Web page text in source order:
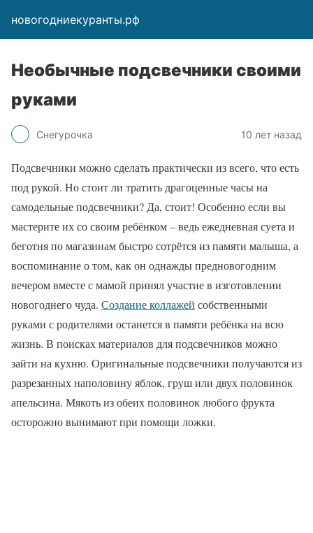
новогодниекуранты.рф
Необычные подсвечники своими
руками
Снегурочка 10 лет назад
Подсвечники можно сделать практически из всего, что есть
под рукой. Но стоит ли тратить драгоценные часы на
самодельные подсвечники? Да, стоит! Особенно если вы
мастерите их со своим ребёнком – ведь ежедневная суета и
беготня по магазинам быстро сотрётся из памяти малыша, а
воспоминание о том, как он однажды предновогодним
вечером вместе с мамой принял участие в изготовлении
новогоднего чуда. Создание коллажей собственными
руками с родителями останется в памяти ребёнка на всю
жизнь. В поисках материалов для подсвечников можно
зайти на кухню. Оригинальные подсвечники получаются из
разрезанных наполовину яблок, груш или двух половинок
апельсина. Мякоть из обеих половинок любого фрукта
осторожно вынимают при помощи ложки.